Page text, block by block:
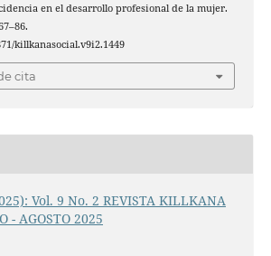
en el desarrollo profesional de la mujer.
killkanasocial.v9i2.1449
cita
Vol. 9 No. 2 REVISTA KILLKANA
- AGOSTO 2025